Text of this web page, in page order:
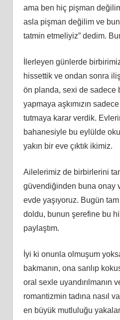
ama ben hiç pişman
asla pişman değilim ve
tatmin etmeliyiz” dedim.
İlerleyen günlerde
hissettik ve ondan sonra
ön planda, sexi de sadece
yapmaya aşkımızın
tutmaya karar verdik.
bahanesiyle bu eylülde
yakın bir eve çıktık ikimiz.
Ailelerimiz de birbirlerini
güvendiğinden buna onay
evde yaşıyoruz. Bugün tam
doldu, bunun şerefine bu
paylaştım.
İyi ki onunla olmuşum
bakmanın, ona sarılıp
oral sexle uyandırılmanın
romantizmin tadına nasıl
en büyük mutluluğu